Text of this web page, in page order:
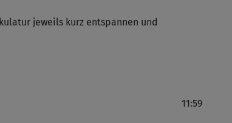
jeweils kurz entspannen und
11:59